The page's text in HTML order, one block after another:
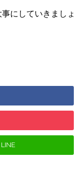
にしていきましょ
LINE